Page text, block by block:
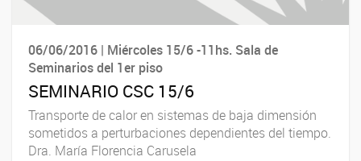
06/06/2016 | Miércoles 15/6 -11hs. Sala de
Seminarios del 1er piso
SEMINARIO CSC 15/6
Transporte de calor en sistemas de baja dimensión
sometidos a perturbaciones dependientes del tiempo.
Dra. María Florencia Carusela